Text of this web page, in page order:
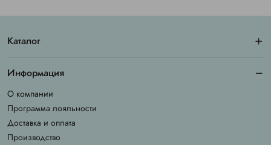
Каталог
Информация
О компании
Программа лояльности
Доставка и оплата
Производство